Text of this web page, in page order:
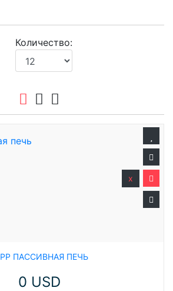
Количество:
ПАССИВНАЯ ПЕЧЬ
0 USD
x